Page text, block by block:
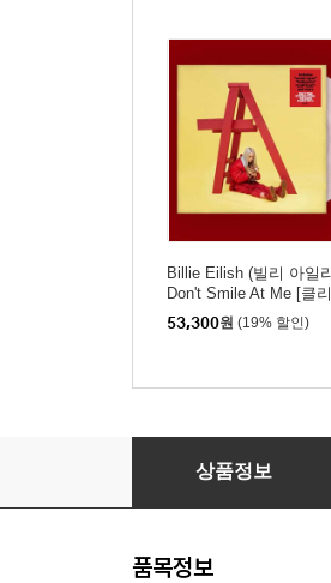
Billie Eilish (빌리 아일
Don't Smile At Me [클
러 LP]
53,300원 (19% 할인)
Billie Eilish (빌리 아
상품정보
품목정보